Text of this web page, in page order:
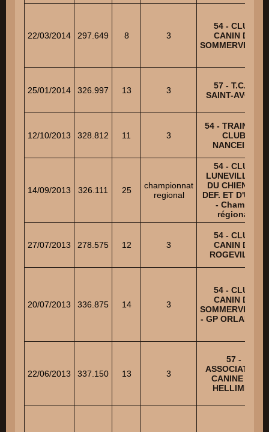
22/03/2014 297.649 8 3
54 - CLUB
CANIN DE
SOMMERVILLER
25/01/2014 326.997 13 3
57 - T.C.C.
SAINT-AVOLD
12/10/2013 328.812 11 3
54 - TRAINING
CLUB
NANCEIEN
14/09/2013 326.111 25
championnat
regional
54 - CLUB
LUNEVILLOIS
DU CHIEN DE
DEF. ET D'UTIL.
- Champ.
régional
27/07/2013 278.575 12 3
54 - CLUB
CANIN DE
ROGEVILLE
20/07/2013 336.875 14 3
54 - CLUB
CANIN DE
SOMMERVILLER
- GP ORLANDINI
22/06/2013 337.150 13 3
57 -
ASSOCIATION
CANINE DE
HELLIMER